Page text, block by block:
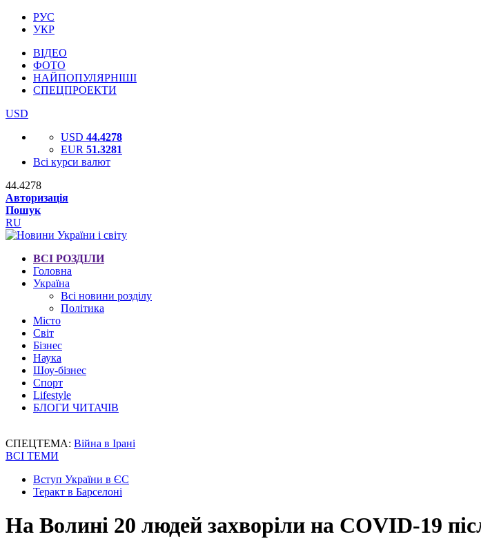
РУС
УКР
ВІДЕО
ФОТО
НАЙПОПУЛЯРНІШІ
СПЕЦПРОЕКТИ
USD
USD 44.4278
EUR 51.3281
Всі курси валют
44.4278
Авторизація
Пошук
RU
ВСІ РОЗДІЛИ
Головна
Україна
Всі новини розділу
Політика
Місто
Світ
Бізнес
Наука
Шоу-бізнес
Спорт
Lifestyle
БЛОГИ ЧИТАЧІВ
СПЕЦТЕМА: Війна в Ірані
ВСІ ТЕМИ
Вступ України в ЄС
Теракт в Барселоні
На Волині 20 людей захворіли на COVID-19